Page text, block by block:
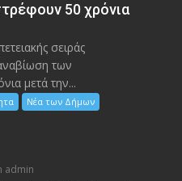
50 χρόνια
σειράς
των
μετά την...
Νέα των Δήμων
admin